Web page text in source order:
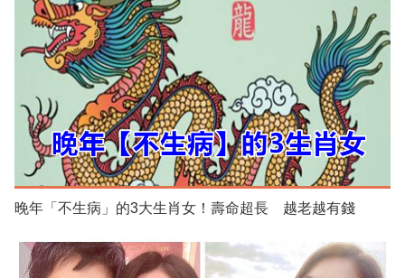
晚年「不生病」的3大生肖女！壽命超長 越老越有錢